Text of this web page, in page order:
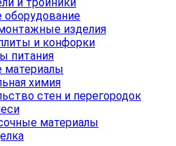
изделия
и конфорки
питания
материалы
химия
стен и перегородок
материалы